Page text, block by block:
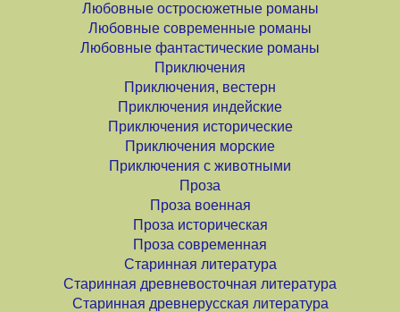
Любовные остросюжетные романы
Любовные современные романы
Любовные фантастические романы
Приключения
Приключения, вестерн
Приключения индейские
Приключения исторические
Приключения морские
Приключения с животными
Проза
Проза военная
Проза историческая
Проза современная
Старинная литература
Старинная древневосточная литература
Старинная древнерусская литература